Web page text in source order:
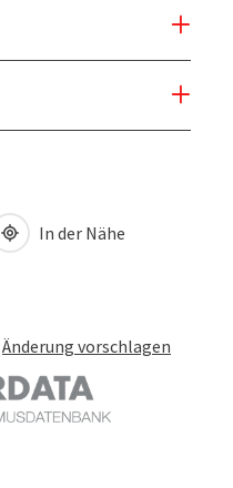
In der Nähe
Änderung vorschlagen